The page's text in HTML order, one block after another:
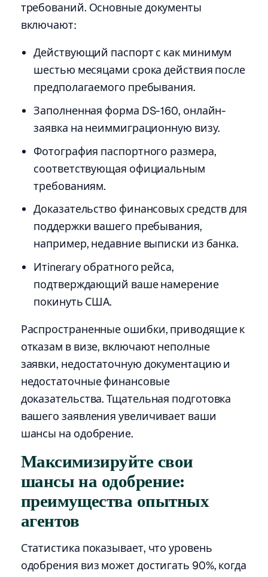
требований. Основные документы
включают:
Действующий паспорт с как минимум
шестью месяцами срока действия после
предполагаемого пребывания.
Заполненная форма DS-160, онлайн-
заявка на неиммиграционную визу.
Фотография паспортного размера,
соответствующая официальным
требованиям.
Доказательство финансовых средств для
поддержки вашего пребывания,
например, недавние выписки из банка.
Итinerary обратного рейса,
подтверждающий ваше намерение
покинуть США.
Распространенные ошибки, приводящие к
отказам в визе, включают неполные
заявки, недостаточную документацию и
недостаточные финансовые
доказательства. Тщательная подготовка
вашего заявления увеличивает ваши
шансы на одобрение.
Максимизируйте свои
шансы на одобрение:
преимущества опытных
агентов
Статистика показывает, что уровень
одобрения виз может достигать 90%, когда